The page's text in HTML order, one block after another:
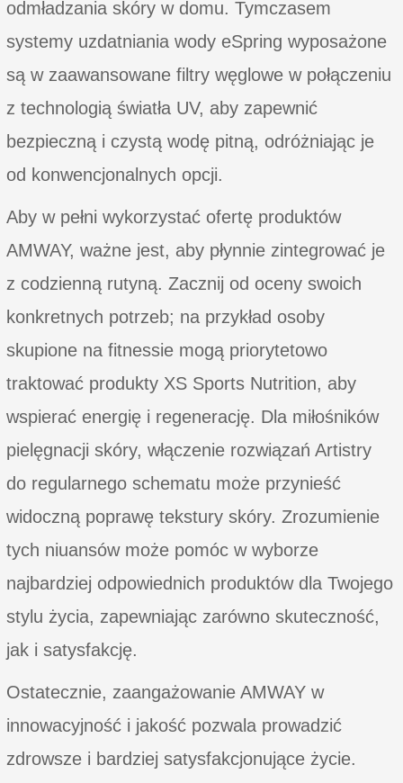
odmładzania skóry w domu. Tymczasem
systemy uzdatniania wody eSpring wyposażone
są w zaawansowane filtry węglowe w połączeniu
z technologią światła UV, aby zapewnić
bezpieczną i czystą wodę pitną, odróżniając je
od konwencjonalnych opcji.
Aby w pełni wykorzystać ofertę produktów
AMWAY, ważne jest, aby płynnie zintegrować je
z codzienną rutyną. Zacznij od oceny swoich
konkretnych potrzeb; na przykład osoby
skupione na fitnessie mogą priorytetowo
traktować produkty XS Sports Nutrition, aby
wspierać energię i regenerację. Dla miłośników
pielęgnacji skóry, włączenie rozwiązań Artistry
do regularnego schematu może przynieść
widoczną poprawę tekstury skóry. Zrozumienie
tych niuansów może pomóc w wyborze
najbardziej odpowiednich produktów dla Twojego
stylu życia, zapewniając zarówno skuteczność,
jak i satysfakcję.
Ostatecznie, zaangażowanie AMWAY w
innowacyjność i jakość pozwala prowadzić
zdrowsze i bardziej satysfakcjonujące życie.